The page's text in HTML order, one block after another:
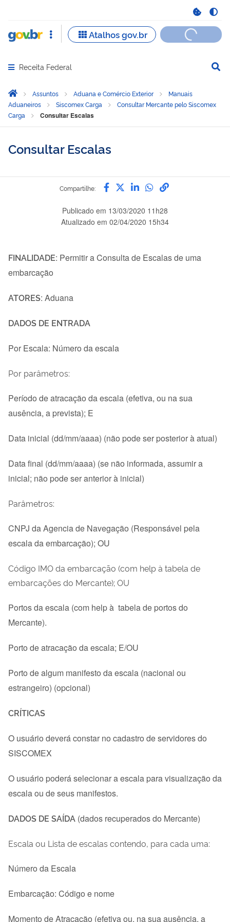
Abrir menu principal de navegação
Receita Federal
Você está aqui:
Página Inicial
Assuntos Aduana e Comércio Exterior
Manuais
Aduaneiros
Siscomex Carga
Consultar Mercante pelo Siscomex
Carga
Consultar Escalas
Consultar Escalas
Compartilhe: Compartilhe por Facebook
Compartilhe por Twitter
Compartilhe por
Compartilhe por
link para
Publicado em 13/03/2020 11h28
Atualizado em 02/04/2020 15h34
FINALIDADE: Permitir a Consulta de Escalas de uma
embarcação
ATORES: Aduana
DADOS DE ENTRADA
Por Escala: Número da escala
Por parâmetros:
Período de atracação da escala (efetiva, ou na sua
ausência, a prevista); E
Data inicial (dd/mm/aaaa) (não pode ser posterior à atual)
Data final (dd/mm/aaaa) (se não informada, assumir a
inicial; não pode ser anterior à inicial)
Parâmetros:
CNPJ da Agencia de Navegação (Responsável pela
escala da embarcação); OU
Código IMO da embarcação (com help à tabela de
embarcações do Mercante); OU
Portos da escala (com help à tabela de portos do
Mercante).
Porto de atracação da escala; E/OU
Porto de algum manifesto da escala (nacional ou
estrangeiro) (opcional)
CRÍTICAS
O usuário deverá constar no cadastro de servidores do
SISCOMEX
O usuário poderá selecionar a escala para visualização da
escala ou de seus manifestos.
DADOS DE SAÍDA (dados recuperados do Mercante)
Escala ou Lista de escalas contendo, para cada uma:
Número da Escala
Embarcação: Código e nome
Momento de Atracação (efetiva ou, na sua ausência, a